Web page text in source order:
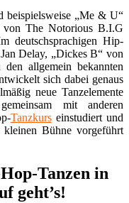
beispielsweise „Me & U“
von The Notorious B.I.G
deutschsprachigen Hip-
Delay, „Dickes B“ von
allgemein bekannten
sich dabei genaus
neue Tanzelemente
mit anderen
Tanzkurseinstudiert und
Bühne vorgeführt
Tanzen in
geht’s!